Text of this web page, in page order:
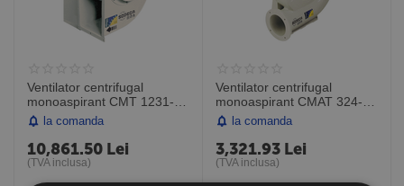
Ventilator centrifugal
monoaspirant CMT 1231-
2T-5.5 IE3, debit maxim
6300 mc/h, Sodeca Spania
la comanda
10,861.50 Lei
(TVA inclusa)
Ventilator centrifugal
monoaspirant CMAT 324-
2T, debit maxim 300 mc/h,
Sodeca Spania
la comanda
3,321.93 Lei
(TVA inclusa)